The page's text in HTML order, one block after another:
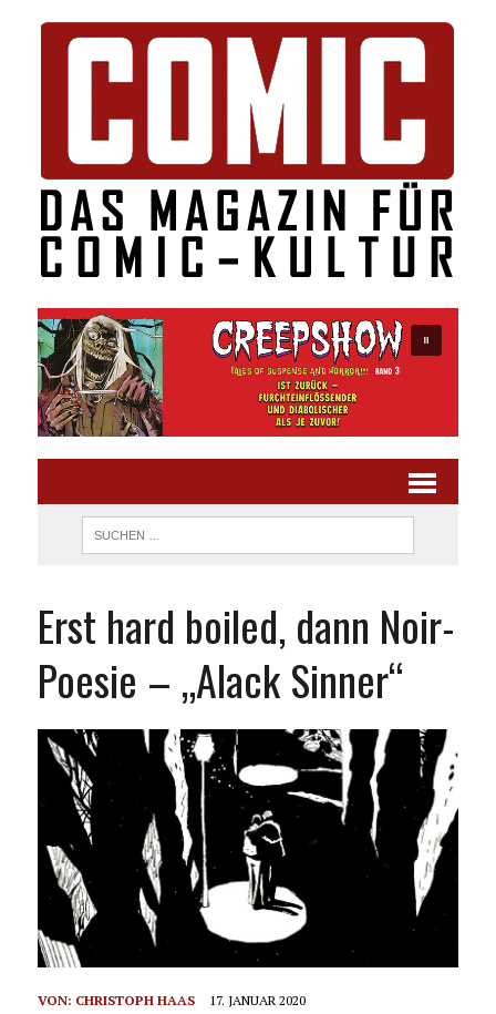
Erst hard boiled, dann Noir-
Poesie – „Alack Sinner“
VON: CHRISTOPH HAAS 17. JANUAR 2020